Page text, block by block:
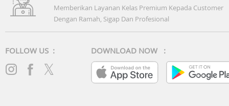
Memberikan Layanan Kelas Premium Kepada Customer
Dengan Ramah, Sigap Dan Profesional
FOLLOW US : DOWNLOAD NOW :